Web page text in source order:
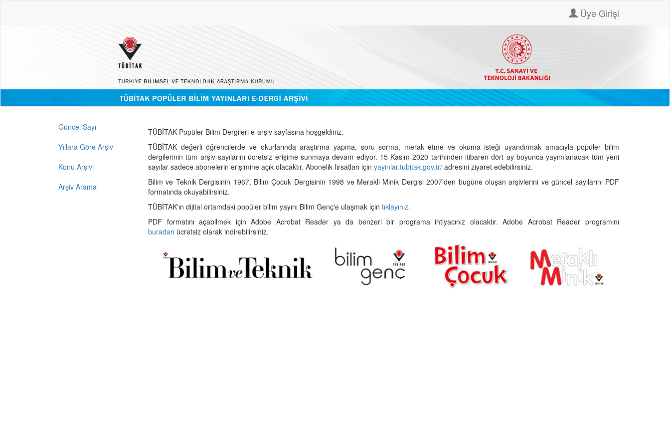
Üye Girişi
Güncel Sayı
Yıllara Göre Arşiv
Konu Arşivi
Arşiv Arama
TÜBİTAK Popüler Bilim Dergileri e-arşiv sayfasına hoşgeldiniz.
TÜBİTAK değerli öğrencilerde ve okurlarında araştırma yapma, soru sorma, merak etme ve okuma isteği uyandırmak amacıyla popüler bilim
dergilerinin tüm arşiv sayılarını ücretsiz erişime sunmaya devam ediyor. 15 Kasım 2020 tarihinden itibaren dört ay boyunca yayımlanacak tüm yeni
sayılar sadece abonelerin erişimine açık olacaktır. Abonelik fırsatları için yayinlar.tubitak.gov.tr/ adresini ziyaret edebilirsiniz.
Bilim ve Teknik Dergisinin 1967, Bilim Çocuk Dergisinin 1998 ve Merakli Minik Dergisi 2007’den bugüne oluşan arşivlerini ve güncel sayılarını PDF
formatında okuyabilirsiniz.
TÜBİTAK'ın dijital ortamdaki popüler bilim yayını Bilim Genç'e ulaşmak için tıklayınız.
PDF formatını açabilmek için Adobe Acrobat Reader ya da benzeri bir programa ihtiyacınız olacaktır. Adobe Acrobat Reader programını
buradan ücretsiz olarak indirebilirsiniz.